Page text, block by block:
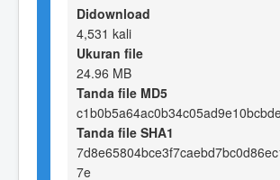
Didownload
4,531 kali
Ukuran file
24.96 MB
Tanda file MD5
Tanda file SHA1
7e